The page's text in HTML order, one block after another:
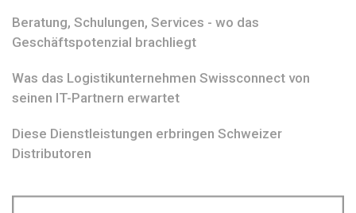
Beratung, Schulungen, Services - wo das
Geschäftspotenzial brachliegt
Was das Logistikunternehmen Swissconnect von
seinen IT-Partnern erwartet
Diese Dienstleistungen erbringen Schweizer
Distributoren